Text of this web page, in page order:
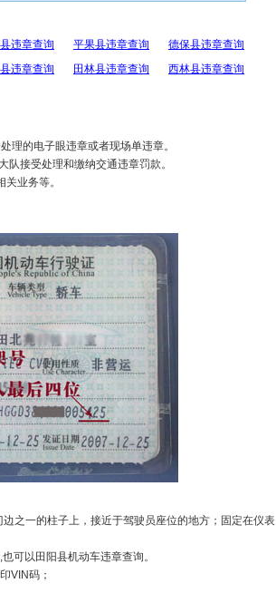
违章查询 平果县违章查询
德保县违章查询
违章查询 田林县违章查询
西林县违章查询
理的电子眼违章或者现场单违章。
接受处理和缴纳交通违章罚款。
业务等。
之一的柱子上，接近于驾驶员座位的地方；固定在仪表
可以田阳县机动车违章查询。
VIN码；